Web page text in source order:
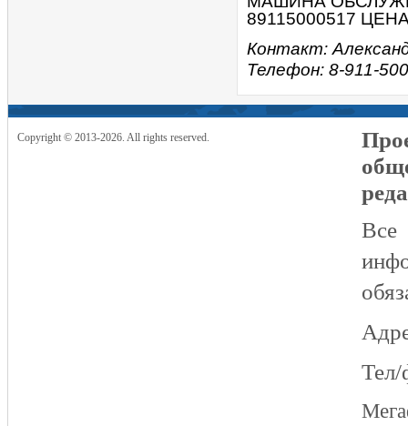
89115000517
Контакт:
Телефон: 8-911-
Copyright © 2013-2026. All rights reserved.